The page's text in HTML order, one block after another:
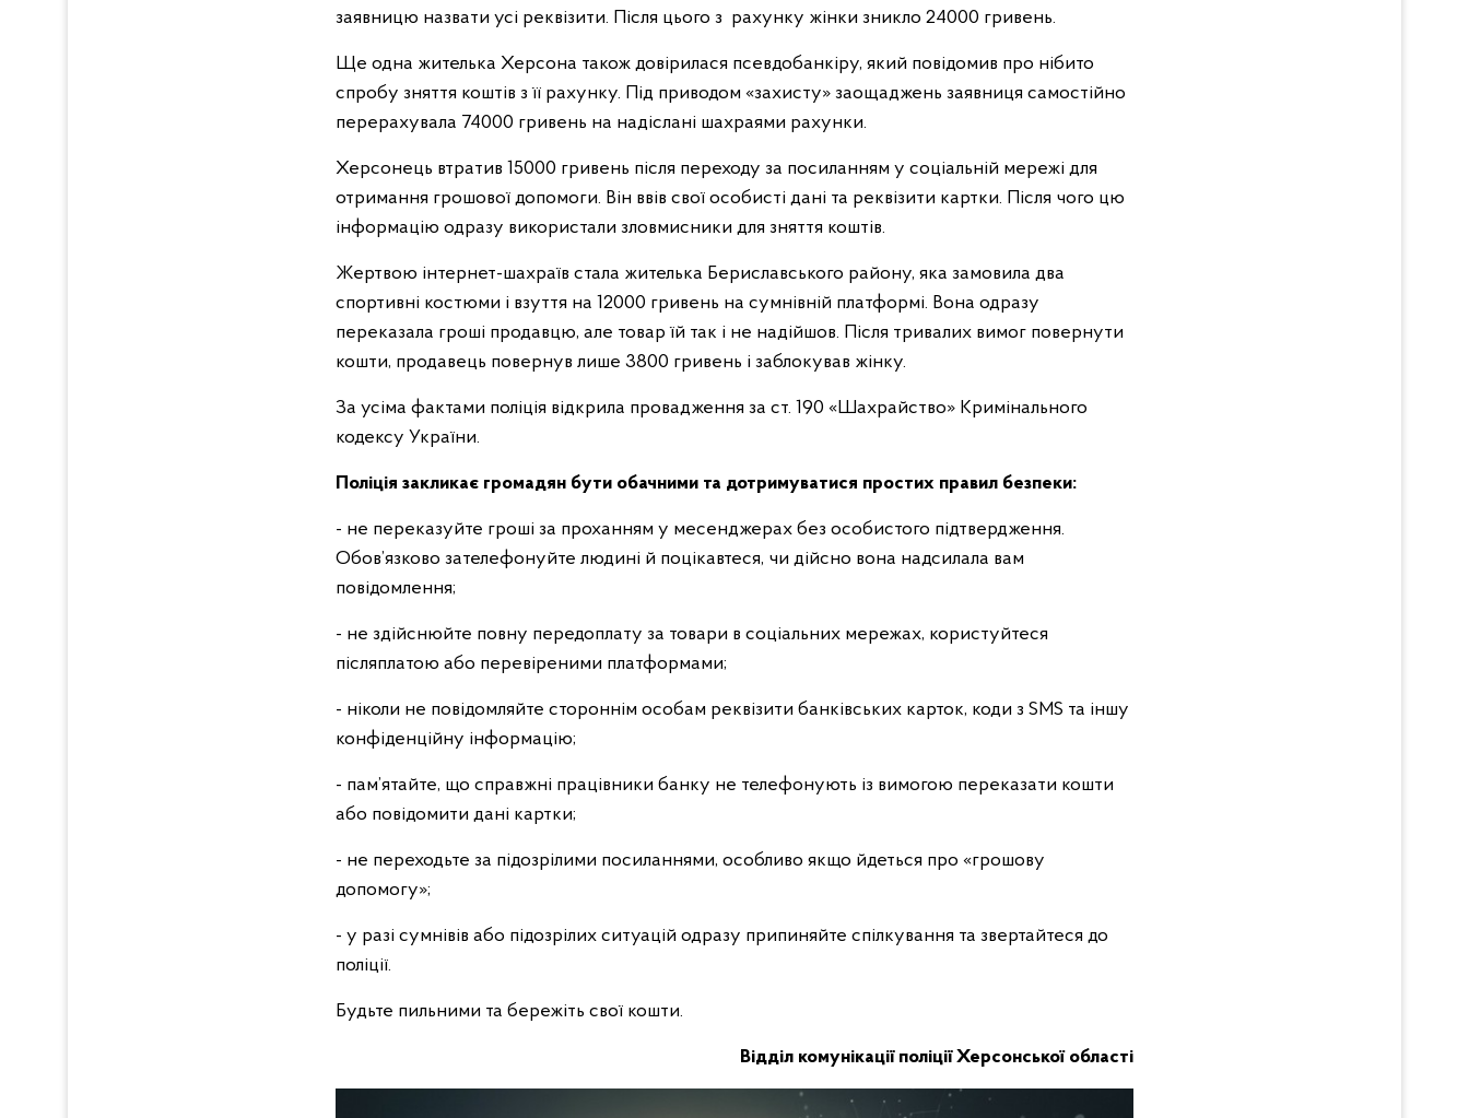
заявницю назвати усі реквізити. Після цього з рахунку жінки зникло 24000 гривень.
Ще одна жителька Херсона також довірилася псевдобанкіру, який повідомив про нібито
спробу зняття коштів з її рахунку. Під приводом «захисту» заощаджень заявниця самостійно
перерахувала 74000 гривень на надіслані шахраями рахунки.
Херсонець втратив 15000 гривень після переходу за посиланням у соціальній мережі для
отримання грошової допомоги. Він ввів свої особисті дані та реквізити картки. Після чого цю
інформацію одразу використали зловмисники для зняття коштів.
Жертвою інтернет-шахраїв стала жителька Бериславського району, яка замовила два
спортивні костюми і взуття на 12000 гривень на сумнівній платформі. Вона одразу
переказала гроші продавцю, але товар їй так і не надійшов. Після тривалих вимог повернути
кошти, продавець повернув лише 3800 гривень і заблокував жінку.
За усіма фактами поліція відкрила провадження за ст. 190 «Шахрайство» Кримінального
кодексу України.
Поліція закликає громадян бути обачними та дотримуватися простих правил безпеки:
- не переказуйте гроші за проханням у месенджерах без особистого підтвердження.
Обов’язково зателефонуйте людині й поцікавтеся, чи дійсно вона надсилала вам
повідомлення;
- не здійснюйте повну передоплату за товари в соціальних мережах, користуйтеся
післяплатою або перевіреними платформами;
- ніколи не повідомляйте стороннім особам реквізити банківських карток, коди з SMS та іншу
конфіденційну інформацію;
- пам’ятайте, що справжні працівники банку не телефонують із вимогою переказати кошти
або повідомити дані картки;
- не переходьте за підозрілими посиланнями, особливо якщо йдеться про «грошову
допомогу»;
- у разі сумнівів або підозрілих ситуацій одразу припиняйте спілкування та звертайтеся до
поліції.
Будьте пильними та бережіть свої кошти.
Відділ комунікації поліції Херсонської області